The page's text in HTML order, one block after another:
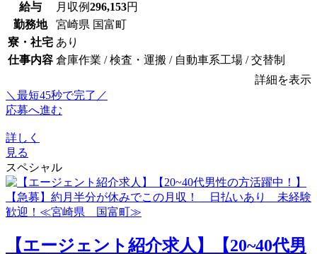
給与 月収例296,153円
勤務地
宮崎県 国富町
寮・社宅 あり
仕事内容 倉庫作業 / 検査・運搬 / 自動車系工場 / 交替制
詳細を表示
＼最短45秒で完了／
応募へ進む
詳しく
見る
スペシャル
【エージェント紹介求人】【20~40代男